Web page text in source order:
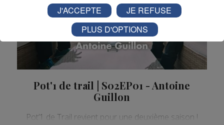
Pot'1 de trail | S02EP01 - Antoine
Guillon
Pot’1 de Trail revient pour une deuxième saison !
J'ACCEPTE
JE REFUSE
PLUS D'OPTIONS